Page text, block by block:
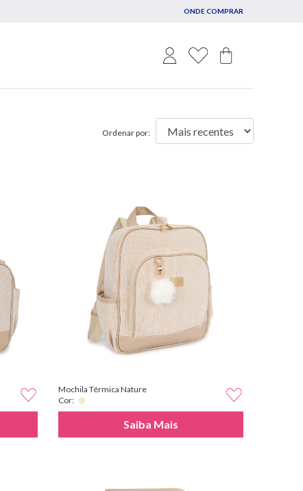
ONDE COMPRAR
Ordenar por:
Mochila Térmica Nature
Cor:
Saiba Mais